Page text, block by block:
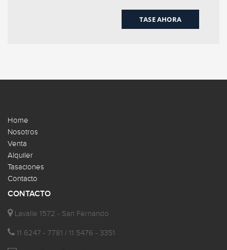
TASE AHORA
Home
Nosotros
Venta
Alquiler
Tasaciones
Contacto
CONTACTO
Lavalle 1572 - San Fernando
11 6247 - 7781 / 11 5476 - 3351